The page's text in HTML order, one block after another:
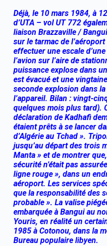
Déjà, le 10 mars 1984, à
d’UTA – vol UT 772
liaison Brazzaville /
sur le tarmac de
effectuer une escale
l’avion sur l’aire de
puissance explose dans
est évacué et une
seconde explosion dans
l’appareil. Bilan : vingt-
quelques mois plus tard).
déclaration de Kadhafi
étaient prêts à se lancer
d’Algérie au Tchad ».
jusqu’au départ des trois
Manta » et de montrer
sécurité n’était pas
ligne rouge », dans un
aéroport. Les services
que la responsabilité des
probable ». La valise
embarquée à Bangui au
Youris, en réalité un
1985 à Cotonou, dans la
Bureau populaire libyen.